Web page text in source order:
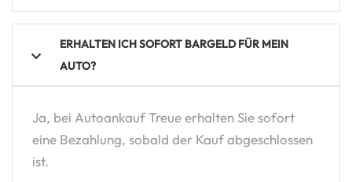
ERHALTEN ICH SOFORT BARGELD FÜR MEIN
AUTO?
Ja, bei Autoankauf Treue erhalten Sie sofort
eine Bezahlung, sobald der Kauf abgeschlossen
ist.